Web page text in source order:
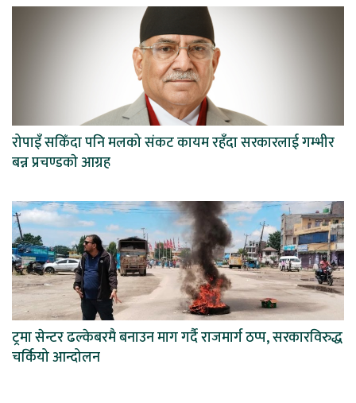
रोपाइँ सकिँदा पनि मलको संकट कायम रहँदा सरकारलाई गम्भीर
बन्न प्रचण्डकाे आग्रह
ट्रमा सेन्टर ढल्केबरमै बनाउन माग गर्दै राजमार्ग ठप्प, सरकारविरुद्ध
चर्कियो आन्दोलन